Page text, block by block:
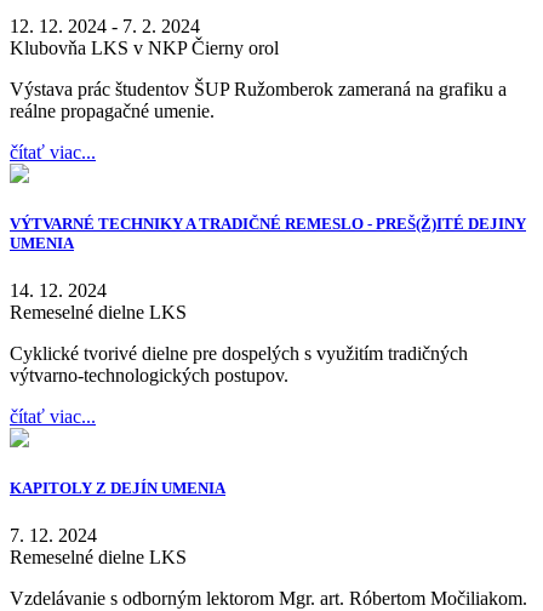
12. 12. 2024 - 7. 2. 2024
Klubovňa LKS v NKP Čierny orol
Výstava prác študentov ŠUP Ružomberok zameraná na grafiku a
reálne propagačné umenie.
čítať viac...
VÝTVARNÉ TECHNIKY A TRADIČNÉ REMESLO - PREŠ(Ž)ITÉ DEJINY
UMENIA
14. 12. 2024
Remeselné dielne LKS
Cyklické tvorivé dielne pre dospelých s využitím tradičných
výtvarno-technologických postupov.
čítať viac...
KAPITOLY Z DEJÍN UMENIA
7. 12. 2024
Remeselné dielne LKS
Vzdelávanie s odborným lektorom Mgr. art. Róbertom Močiliakom.